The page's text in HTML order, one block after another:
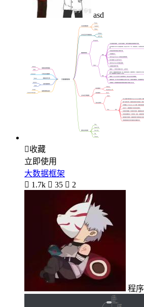
asd
收藏
立即使用
大数据框架
 1.7k  35  2
程